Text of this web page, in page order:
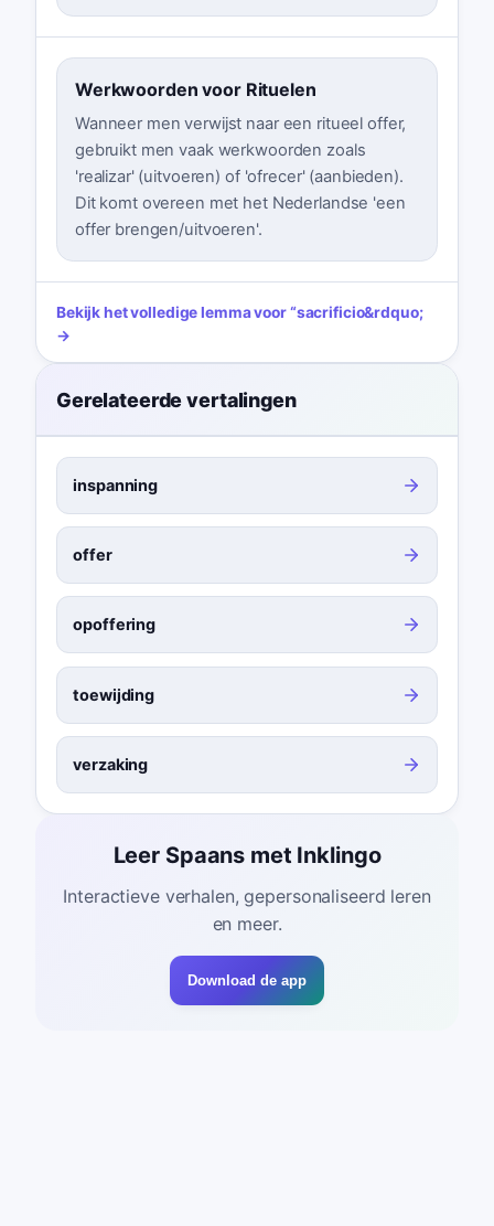
Werkwoorden voor Rituelen
Wanneer men verwijst naar een ritueel offer,
gebruikt men vaak werkwoorden zoals
'realizar' (uitvoeren) of 'ofrecer' (aanbieden).
Dit komt overeen met het Nederlandse 'een
offer brengen/uitvoeren'.
Bekijk het volledige lemma voor“sacrificio&rdquo;
→
Gerelateerde vertalingen
inspanning
offer
opoffering
toewijding
verzaking
Leer Spaans met Inklingo
Interactieve verhalen, gepersonaliseerd leren
en meer.
Download de app